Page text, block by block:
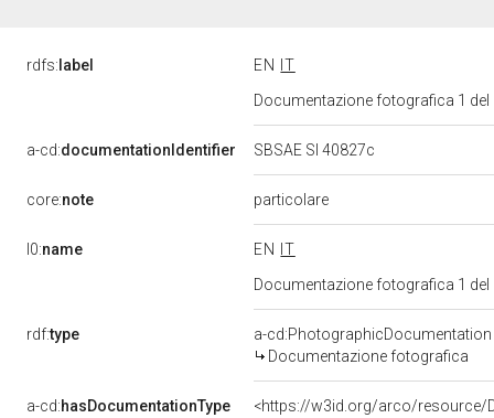
rdfs: label EN
IT
Documentazione fotografica 1
a-cd:documentationIdentifier SBSAE SI 40827c
core:note particolare
l0:name EN
IT
Documentazione fotografica 1
rdf:type
a-cd:PhotographicDocumentation
Documentazione fotografica
a-cd:hasDocumentationType
<https://w3id.org/arco/resource/